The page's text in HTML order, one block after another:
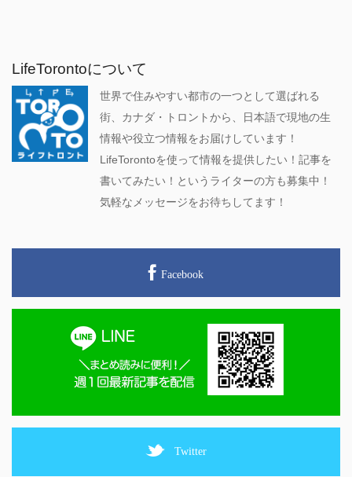
LifeTorontoについて
世界で住みやすい都市の一つとして選ばれる
街、カナダ・トロントから、日本語で現地の生
情報や役立つ情報をお届けしています！
LifeTorontoを使って情報を提供したい！記事を
書いてみたい！というライターの方も募集中！
気軽なメッセージをお待ちしてます！
Facebook
Twitter